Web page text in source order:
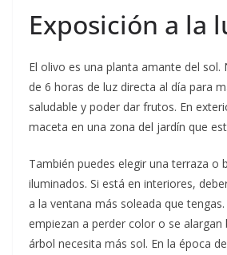
Exposición a la
El olivo es una planta amante del sol.
de 6 horas de luz directa al día para
saludable y poder dar frutos. En
maceta en una zona del jardín que
También puedes elegir una terraza o
iluminados. Si está en interiores,
a la ventana más soleada que
empiezan a perder color o se alargan
árbol necesita más sol. En la época